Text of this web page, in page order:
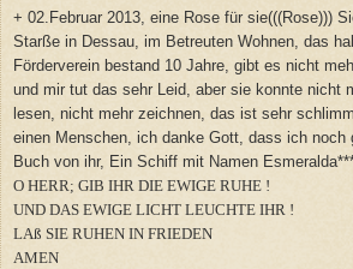
+ 02.Februar 2013, eine Rose für sie(((Rose)))
Starße in Dessau, im Betreuten Wohnen, das
Förderverein bestand 10 Jahre, gibt es nicht
und mir tut das sehr Leid, aber sie konnte nicht
lesen, nicht mehr zeichnen, das ist sehr
einen Menschen, ich danke Gott, dass ich noch
Buch von ihr, Ein Schiff mit Namen
O HERR; GIB IHR DIE EWIGE RUHE !
UND DAS EWIGE LICHT LEUCHTE IHR !
LAß SIE RUHEN IN FRIEDEN
AMEN